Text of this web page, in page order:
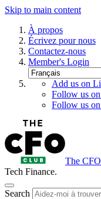
Skip to main content
À propos
Écrivez pour nous
Contactez-nous
Member's Login
Add us on
Follow us
Follow us
The
Tech Finance.
Search